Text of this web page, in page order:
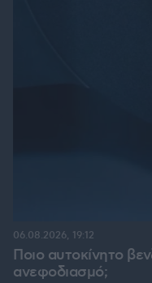
Ποιο αυτοκίνητο
ανεφοδιασμό;
06.08.2026, 19:12